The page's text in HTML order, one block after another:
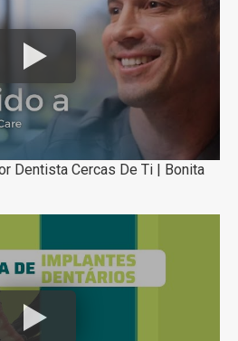
Dentista Cercas De Ti | Bonita